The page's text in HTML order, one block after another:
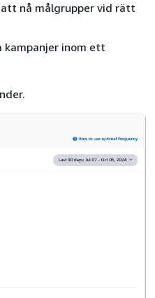
nå målgrupper vid rätt
inom ett